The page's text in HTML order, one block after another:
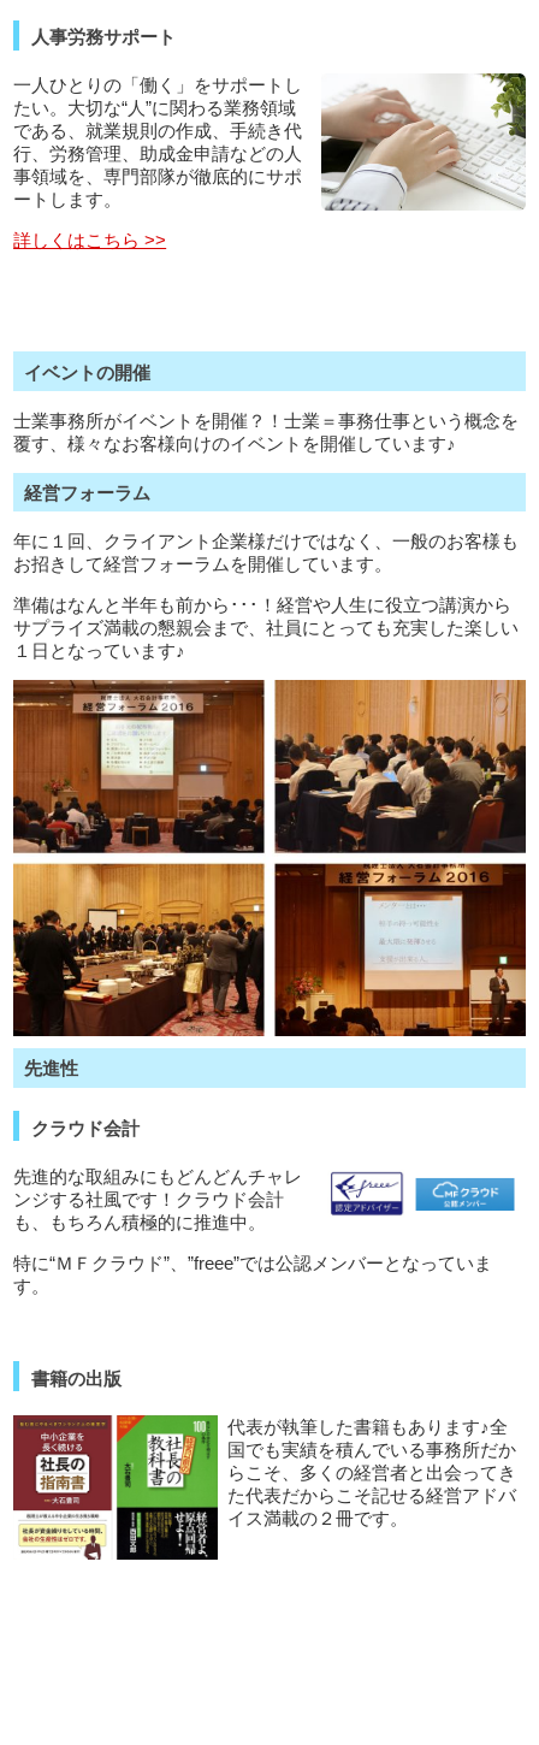
人事労務サポート
一人ひとりの「働く」をサポートし
たい。大切な“人”に関わる業務領域
である、就業規則の作成、手続き代
行、労務管理、助成金申請などの人
事領域を、専門部隊が徹底的にサポ
ートします。
詳しくはこちら >>
イベントの開催
士業事務所がイベントを開催？！士業＝事務仕事という概念を
覆す、様々なお客様向けのイベントを開催しています♪
経営フォーラム
年に１回、クライアント企業様だけではなく、一般のお客様も
お招きして経営フォーラムを開催しています。
準備はなんと半年も前から･･･！経営や人生に役立つ講演から
サプライズ満載の懇親会まで、社員にとっても充実した楽しい
１日となっています♪
先進性
クラウド会計
先進的な取組みにもどんどんチャレ
ンジする社風です！クラウド会計
も、もちろん積極的に推進中。
特に“ＭＦクラウド”、”freee”では公認メンバーとなっていま
す。
書籍の出版
代表が執筆した書籍もあります♪全
国でも実績を積んでいる事務所だか
らこそ、多くの経営者と出会ってき
た代表だからこそ記せる経営アドバ
イス満載の２冊です。